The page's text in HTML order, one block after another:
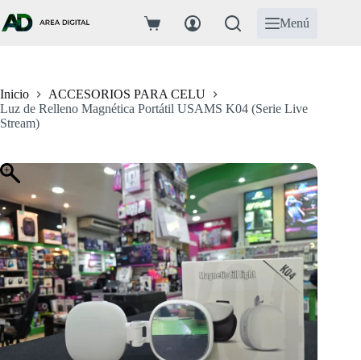
al
contenido
Carro
Menú
Inicio
ACCESORIOS PARA CELU
Luz de Relleno Magnética Portátil USAMS K04 (Serie Live
Stream)